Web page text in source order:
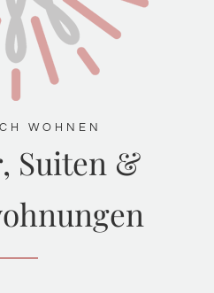
WOHNEN
Suiten &